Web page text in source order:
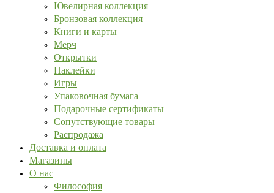
Ювелирная коллекция
Бронзовая коллекция
Книги и карты
Мерч
Открытки
Наклейки
Игры
Упаковочная бумага
Подарочные сертификаты
Сопутствующие товары
Распродажа
Доставка и оплата
Магазины
О нас
Философия